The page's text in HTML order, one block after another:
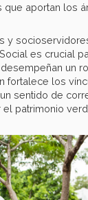
que aportan los
y
es crucial
un
fortalece los
sentido de
el patrimonio